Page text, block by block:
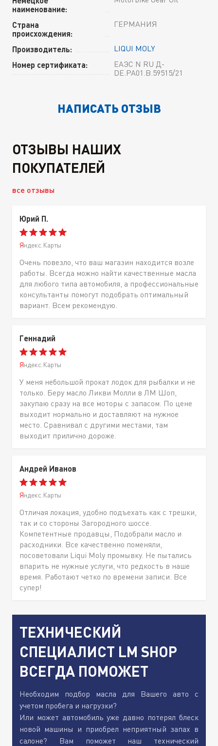
наименование:
Страна
происхождения:
ГЕРМАНИЯ
Производитель: LIQUI MOLY
Номер сертификата:
ЕАЭС N RU Д-
DE.РА01.В.59515/21
НАПИСАТЬ ОТЗЫВ
ОТЗЫВЫ НАШИХ
ПОКУПАТЕЛЕЙ
все отзывы
Юрий П.
Яндекс.Карты
Очень повезло, что ваш магазин находится возле
работы. Всегда можно найти качественные масла
для любого типа автомобиля, а профессиональные
консультанты помогут подобрать оптимальный
вариант. Всем рекомендую.
Геннадий
Яндекс.Карты
У меня небольшой прокат лодок для рыбалки и не
только. Беру масло Ликви Молли в ЛМ Шоп,
закупаю сразу на все моторы с запасом. По цене
выходит нормально и доставляют на нужное
место. Сравнивал с другими местами, там
выходит прилично дороже.
Андрей Иванов
Яндекс.Карты
Отличая локация, удобно подъехать как с трешки,
так и со стороны Загородного шоссе.
Компетентные продавцы, Подобрали масло и
расходники. Все качественно поменяли,
посоветовали Liqui Moly промывку. Не пытались
впарить не нужные услуги, что редкость в наше
время. Работают четко по времени записи. Все
супер!
ТЕХНИЧЕСКИЙ
СПЕЦИАЛИСТ LM SHOP
ВСЕГДА ПОМОЖЕТ
Необходим подбор масла для Вашего авто с
учетом пробега и нагрузки?
Или может автомобиль уже давно потерял блеск
новой машины и приобрел неприятный запах в
салоне? Вам поможет наш технический